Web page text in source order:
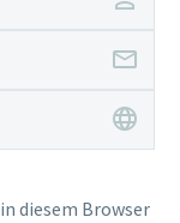
diesem Browser